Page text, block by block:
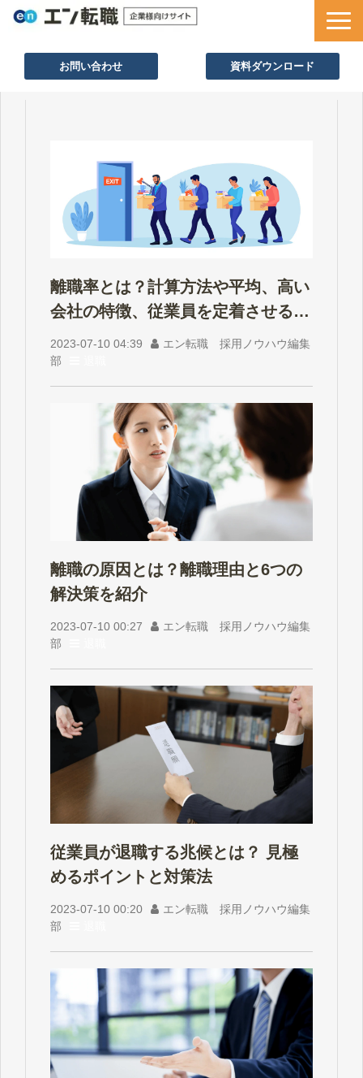
お問い合わせ 資料ダウンロード
採用事例
セミナー情報
お役立ち資料
離職率とは？計算方法や平均、高い
会社の特徴、従業員を定着させるポ
イント
2023-07-10 04:39
エン転職 採用ノウハウ編集
部
離職の原因とは？離職理由と6つの
解決策を紹介
2023-07-10 00:27
エン転職 採用ノウハウ編集
部
従業員が退職する兆候とは？ 見極
めるポイントと対策法
2023-07-10 00:20
エン転職 採用ノウハウ編集
部